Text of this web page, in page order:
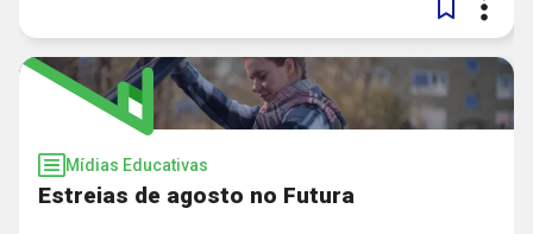
Mídias Educativas
Estreias de agosto no Futura